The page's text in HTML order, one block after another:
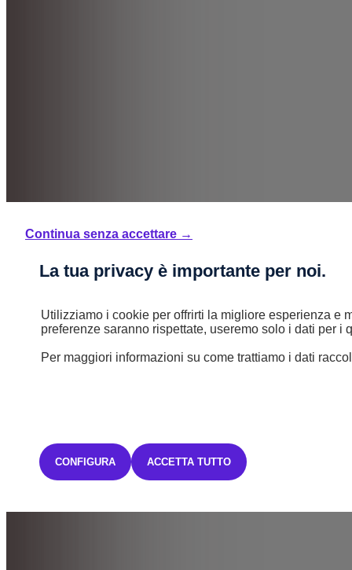
Continua senza accettare →
La tua privacy è importante per noi.
Utilizziamo i cookie per offrirti la migliore esperienza e
preferenze saranno rispettate, useremo solo i dati per i
Per maggiori informazioni su come trattiamo i dati
CONFIGURA ACCETTA TUTTO